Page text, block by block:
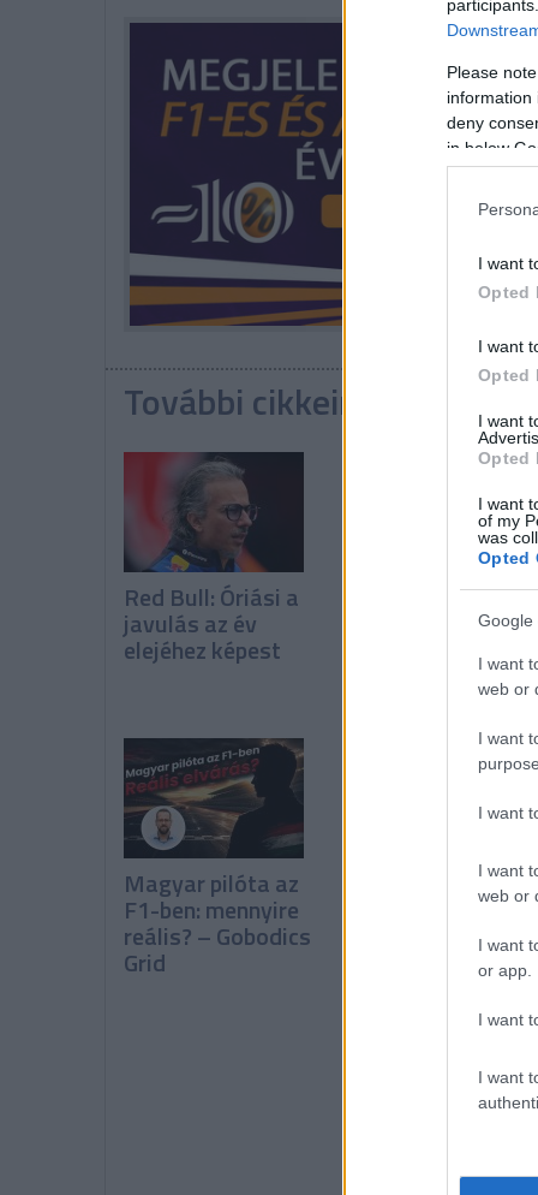
Please
information
deny
in below
I want
Opted
I want
Opted
I want
Opted
I want
of my
was
Opted
Google
I want
web or
I want
I want
I want
web or
I want
or app.
I want
I want
További cikkeink a témában
Red Bull: Óriási a
javulás az év
elejéhez képest
algoritmusok
dolgoznak az F1-
Magyar pilóta az
F1-ben: mennyire
reális? – Gobodics
Grid
Hadjar elmondta,
miben áll más
szinten